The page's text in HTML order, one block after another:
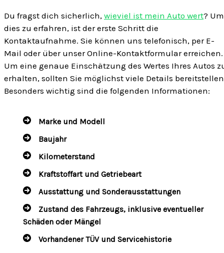
Du fragst dich sicherlich, wieviel ist mein Auto wert? Um
dies zu erfahren, ist der erste Schritt die
Kontaktaufnahme. Sie können uns telefonisch, per E-
Mail oder über unser Online-Kontaktformular erreichen.
Um eine genaue Einschätzung des Wertes Ihres Autos
erhalten, sollten Sie möglichst viele Details
Besonders wichtig sind die folgenden Informationen:
Marke und Modell
Baujahr
Kilometerstand
Kraftstoffart und Getriebeart
Ausstattung und Sonderausstattungen
Zustand des Fahrzeugs, inklusive eventueller
Schäden oder Mängel
Vorhandener TÜV und Servicehistorie